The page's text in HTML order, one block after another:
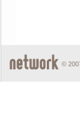
©